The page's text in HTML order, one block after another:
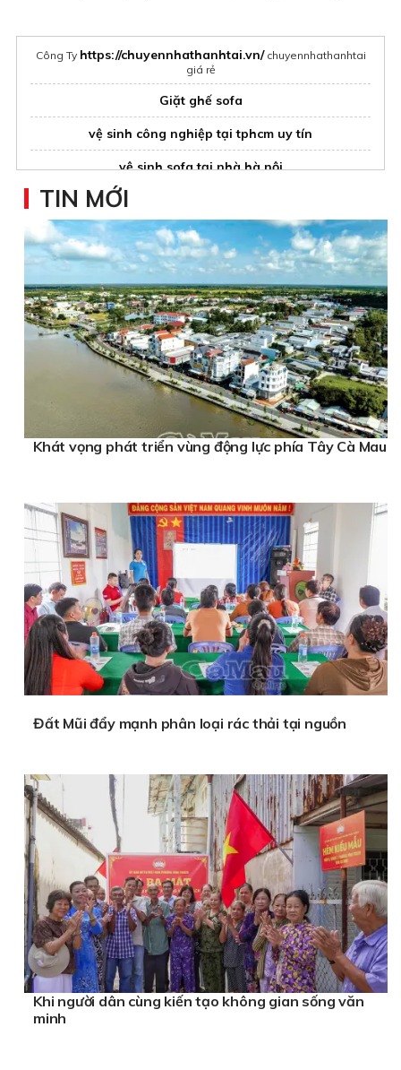
Công Ty https://chuyennhathanhtai.vn/chuyennhathanhtai
giá rẻ
Giặt ghế sofa
vệ sinh công nghiệp tại tphcm uy tín
vệ sinh sofa tại nhà hà nội
Dịch vụvệ sinh nhà ở Quận Phú Nhuận
mẫu nhà đẹp ven biển
máy rtk
Xổ số Miền Trungnhanh nhất
Xổ số Miền Trungnhanh nhất
TIN MỚI
Khát vọng phát triển vùng động lực phía Tây Cà Mau
Đất Mũi đẩy mạnh phân loại rác thải tại nguồn
Khi người dân cùng kiến tạo không gian sống văn
minh